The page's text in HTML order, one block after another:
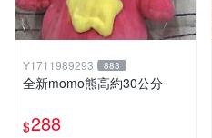
Y1711989293 883
全新momo熊高約30公分
$288